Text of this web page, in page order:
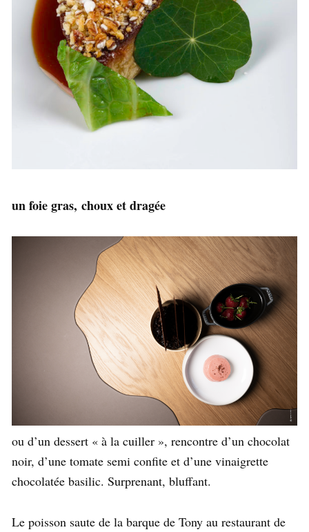
un foie gras, choux et dragée
ou d’un dessert « à la cuiller », rencontre d’un chocolat
noir, d’une tomate semi confite et d’une vinaigrette
chocolatée basilic. Surprenant, bluffant.
Le poisson saute de la barque de Tony au restaurant de